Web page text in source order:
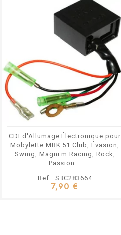
CDI d'Allumage Électronique pour
Mobylette MBK 51 Club, Évasion,
Swing, Magnum Racing, Rock,
Passion...
Ref : SBC283664
7,90 €